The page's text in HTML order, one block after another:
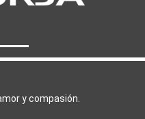
y compasión.